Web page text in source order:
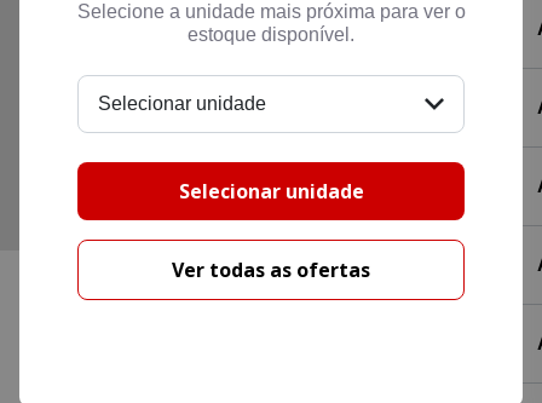
Selecione a unidade mais próxima para ver o
estoque disponível.
Selecionar unidade
Selecionar unidade
Ver todas as ofertas